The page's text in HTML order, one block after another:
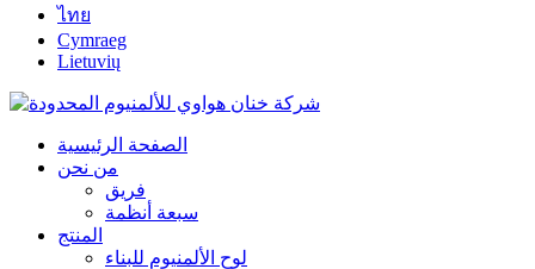
ไทย
Cymraeg
Lietuvių
الصفحة الرئيسية
من نحن
فريق
سبعة أنظمة
المنتج
لوح الألمنيوم للبناء